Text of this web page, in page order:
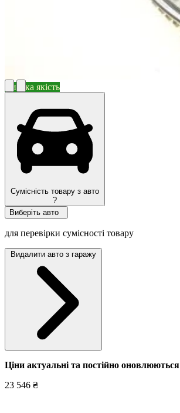
Висока якість
Сумісність товару з авто
?
Виберіть авто
для перевірки сумісності товару
Видалити авто з гаражу
Ціни актуальні та постійно оновлюються
23 546 ₴